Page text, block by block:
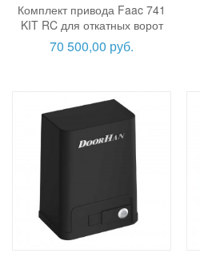
Комплект привода Faac 741
KIT RC для откатных ворот
70 500,00 руб.